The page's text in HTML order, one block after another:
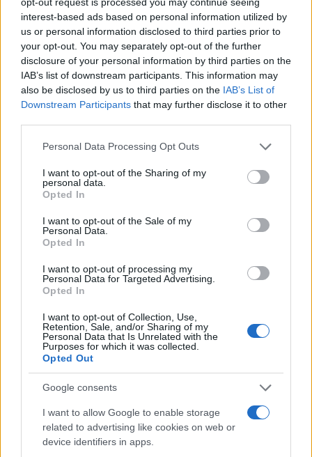
interest-based ads based on personal information utilized by
us or personal information disclosed to third parties prior to
your opt-out. You may separately opt-out of the further
disclosure of your personal information by third parties on the
IAB’s list of downstream participants. This information may
also be disclosed by us to third parties on the IAB’s List of
Downstream Participants that may further disclose it to other
Please note that this website/app uses one or more Google
not limited to your visit or usage behaviour. You may click to
grant or deny consent to Google and its third-party tags to
use your data for below specified purposes in below Google
consent section.
Personal Data Processing Opt Outs
I want to opt-out of the Sharing of my
personal data.
Opted In
I want to opt-out of the Sale of my
Personal Data.
Opted In
I want to opt-out of processing my
Personal Data for Targeted Advertising.
Opted In
I want to opt-out of Collection, Use,
Retention, Sale, and/or Sharing of my
Personal Data that Is Unrelated with the
Purposes for which it was collected.
Opted Out
Google consents
I want to allow Google to enable storage
related to advertising like cookies on web or
device identifiers in apps.
megújuló energiával működő hordozható főzőlap a lakás
bármely pontján használható, s még kerti partiknak is
látványos elemét képezheti. A szerkezet lelke a Stirling
motor, amely rendkívül csendes és energiatakarékos
üzemmódban működik.
A zsűri tagjai a helyezetteket a formaterv és az újító
szándék alapján díjazták, de a döntés során funkcionális,
esztétikai és érzelmi szempontokat is figyelembe vettek. A
Humberto (építész) Campana (Brazília); Tetsuya Wakuda
(Japán), Japánban született nemzetközi hírű szakács;
Constance Adams (USA), a NASA űrépítésze és Henrik Otto
(Svédország), az Electrolux globális formatervezésért
felelős vezetője.
alkotás magyar tervezők ötletességét dicséri. Mindkét
pályázó a budapesti Moholy-Nagy Művészeti Egyetem falai
közül került ki. Milléte Balázs, egy hűthető gyümölcstároló
alapkoncepciója, a gyümölcsök hűtéssel való tartósításának
megoldása, más élelmiszerek társasága nélkül. Azonban a